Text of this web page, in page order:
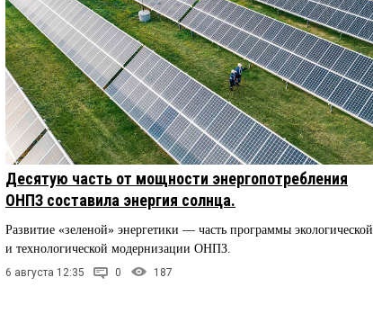
Десятую часть от мощности энергопотребления
ОНПЗ составила энергия солнца.
Развитие «зеленой» энергетики — часть программы экологической
и технологической модернизации ОНПЗ.
6 августа 12:35 0 187